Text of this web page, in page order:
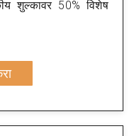
शुल्कावर 50% विशेष